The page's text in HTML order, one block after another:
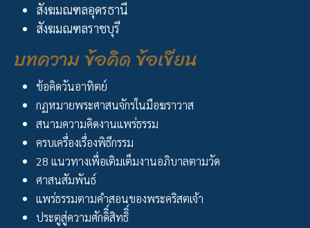
สังฆมณฑลอุดรธานี
สังฆมณฑลราชบุรี
บทความ ข้อคิด ข้อเขียน
ข้อคิดวันอาทิตย์
กฏหมายพระศาสนจักรในมือฆราวาส
สนามความคิดงานแพร่ธรรม
ครบเครื่องเรื่องพิธีกรรม
28 แนวทางเพื่อเติมเต็มงานอภิบาลตามวัด
ศาสนสัมพันธ์
แพร่ธรรมตามคำสอนของพระคริสตเจ้า
ประตูสู่ความศักดิิ์สิทธิิ์